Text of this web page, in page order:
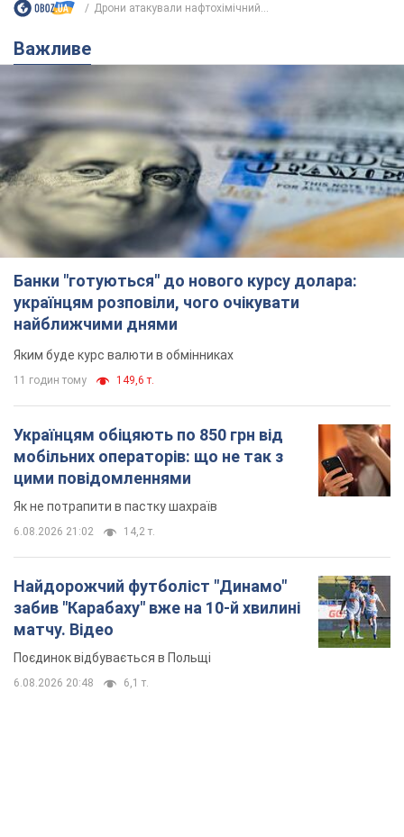
Банки "готуються" до нового курсу долара:
українцям розповіли, чого очікувати
найближчими днями
Яким буде курс валюти в обмінниках
11 годин тому 149,6 т.
Українцям обіцяють по 850 грн від
мобільних операторів: що не так з
цими повідомленнями
Як не потрапити в пастку шахраїв
6.08.2026 21:02 14,2 т.
Найдорожчий футболіст "Динамо"
забив "Карабаху" вже на 10-й хвилині
матчу. Відео
Поєдинок відбувається в Польщі
6.08.2026 20:48 6,1 т.